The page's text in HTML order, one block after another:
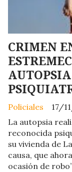
CRIMEN
Policiales
17/
La autopsia
reconocida
su vivienda de
causa, que
ocasión de